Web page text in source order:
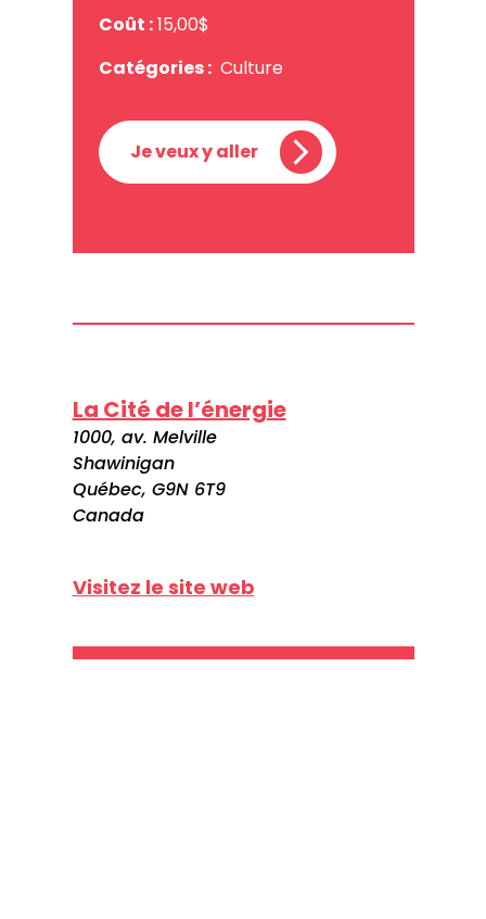
Coût :15,00$
Catégories : Culture
Je veux y aller
La Cité de l’énergie
1000, av. Melville
Shawinigan
Québec, G9N 6T9
Canada
Visitez le site web